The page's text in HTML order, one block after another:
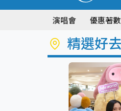
演唱會 優惠著數
精選好